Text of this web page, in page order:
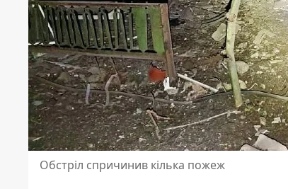
Обстріл спричинив кілька пожеж